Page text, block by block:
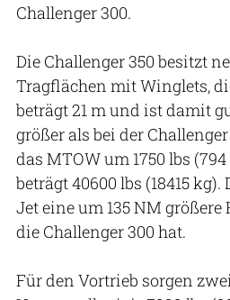
Challenger 300.
Die Challenger 350 besitzt
Tragflächen mit Winglets,
beträgt 21 m und ist damit
größer als bei der
das MTOW um 1750 lbs
beträgt 40600 lbs (18415
Jet eine um 135 NM größere
die Challenger 300 hat.
Für den Vortrieb sorgen